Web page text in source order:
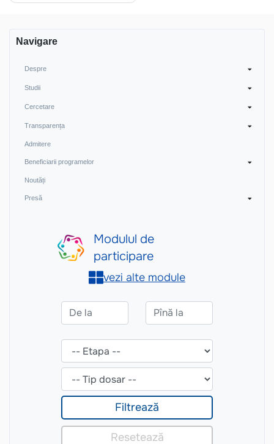
Navigare
Despre
Studii
Cercetare
Transparența
Admitere
Beneficiarii programelor
Noutăți
Presă